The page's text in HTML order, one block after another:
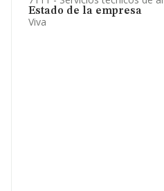
Estado de la empresa
Viva